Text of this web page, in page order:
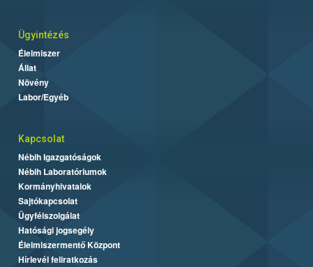
Ügyintézés
Élelmiszer
Állat
Növény
Labor/Egyéb
Kapcsolat
Nébih Igazgatóságok
Nébih Laboratóriumok
Kormányhivatalok
Sajtókapcsolat
Ügyfélszolgálat
Hatósági jogsegély
Élelmiszermentő Központ
Hírlevél feliratkozás